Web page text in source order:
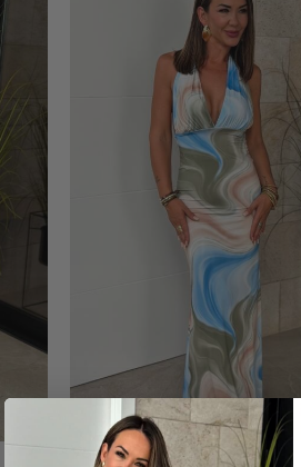
Vestido Enma Beige